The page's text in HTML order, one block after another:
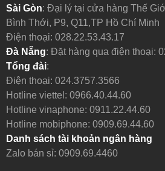
Sài Gòn: Đại lý tại cửa hàng Thế
Bình Thới, P9, Q11,TP Hồ Chí Minh
Điện thoại: 028.22.53.43.17
Đà Nẵng: Đặt hàng qua điện thoại:
Tổng đài:
Điện thoại: 024.3757.3566
Hotline viettel: 0966.40.44.60
Hotline vinaphone: 0911.22.44.60
Hotline mobiphone: 0909.69.44.60
Danh sách tài khoản ngân hàng
Zalo bán sỉ: 0909.69.4460